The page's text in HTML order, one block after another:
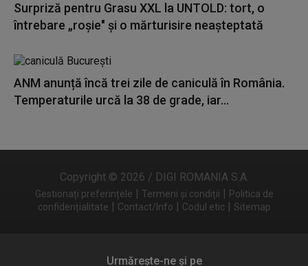
Surpriză pentru Grasu XXL la UNTOLD: tort, o
întrebare „roșie" și o mărturisire neașteptată
ANM anunță încă trei zile de caniculă în România.
Temperaturile urcă la 38 de grade, iar...
Copyright © 2026 / DIGI ROMANIA S.A.
Gestionați preferințele | Termeni și condiții | Politica de
confidențialitate | Contact/Info | Codul etic | Sitemap
Urmărește-ne și pe